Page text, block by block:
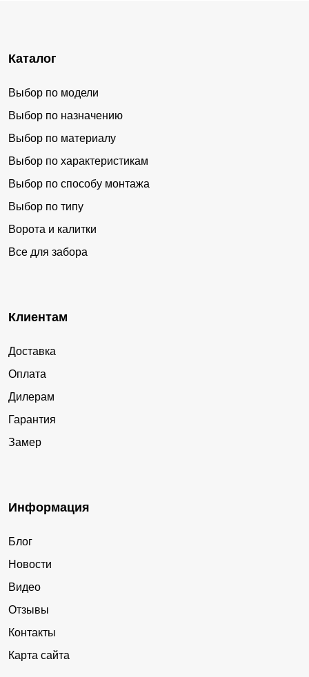
Каталог
Выбор по модели
Выбор по назначению
Выбор по материалу
Выбор по характеристикам
Выбор по способу монтажа
Выбор по типу
Ворота и калитки
Все для забора
Клиентам
Доставка
Оплата
Дилерам
Гарантия
Замер
Информация
Блог
Новости
Видео
Отзывы
Контакты
Карта сайта